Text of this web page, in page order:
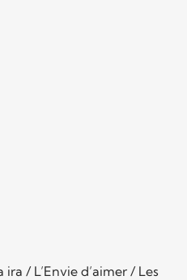
/ L’Envie d’aimer / Les